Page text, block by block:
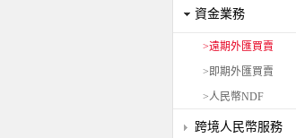
資金業務
>遠期外匯買賣
>即期外匯買賣
>人民幣NDF
跨境人民幣服務